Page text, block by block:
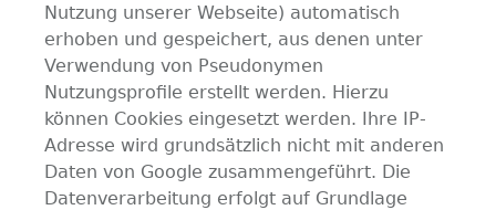
Nutzung unserer Webseite) automatisch
erhoben und gespeichert, aus denen unter
Verwendung von Pseudonymen
Nutzungsprofile erstellt werden. Hierzu
können Cookies eingesetzt werden. Ihre IP-
Adresse wird grundsätzlich nicht mit anderen
Daten von Google zusammengeführt. Die
Datenverarbeitung erfolgt auf Grundlage